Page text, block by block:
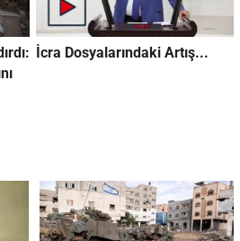
İcra Dosyalarındaki Artış...